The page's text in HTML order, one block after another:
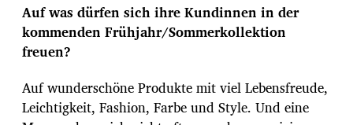
Auf was dürfen sich ihre Kundinnen in der
kommenden Frühjahr/Sommerkollektion
freuen?
Auf wunderschöne Produkte mit viel Lebensfreude,
Leichtigkeit, Fashion, Farbe und Style. Und eine